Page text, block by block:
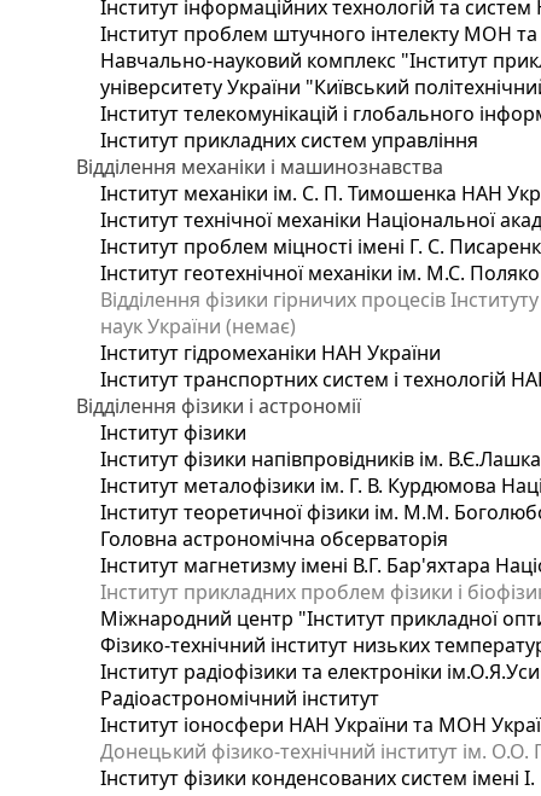
Інститут інформаційних технологій та
Інститут проблем штучного інтелекту МОН
Навчально-науковий комплекс "Інститут
університету України "Київський
Інститут телекомунікацій і глобального
Інститут прикладних систем управління
Відділення механіки і машинознавства
Інститут механіки ім. С. П. Тимошенка НАН
Інститут технічної механіки Національної
Інститут проблем міцності імені Г. С.
Інститут геотехнічної механіки ім. М.С.
Відділення фізики гірничих процесів
наук України (немає)
Інститут гідромеханіки НАН України
Інститут транспортних систем і технологій
Відділення фізики і астрономії
Інститут фізики
Інститут фізики напівпровідників ім.
Інститут металофізики ім. Г. В. Курдюмова
Інститут теоретичної фізики ім. М.М.
Головна астрономічна обсерваторія
Інститут магнетизму імені В.Г. Бар'яхтара
Інститут прикладних проблем фізики і
Міжнародний центр "Інститут прикладної
Фізико-технічний інститут низьких
Інститут радіофізики та електроніки
Радіоастрономічний інститут
Інститут іоносфери НАН України та МОН
Донецький фізико-технічний інститут ім.
Інститут фізики конденсованих систем імені